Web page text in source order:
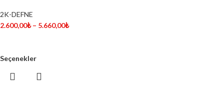
2K-DEFNE
2.600,00₺ – 5.660,00₺
Seçenekler